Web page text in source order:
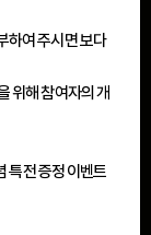
하여 주시면 보다
위해 참여자의 개
특전 증정 이벤트